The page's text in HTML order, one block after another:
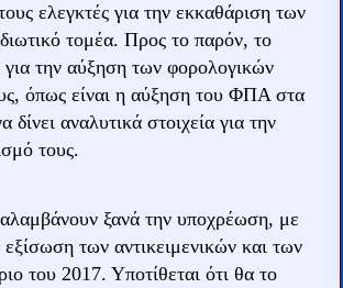
ελεγκτές για την εκκαθάριση των
τομέα. Προς το παρόν, το
για την αύξηση των φορολογικών
όπως είναι η αύξηση του ΦΠΑ στα
αναλυτικά στοιχεία για την
τους.
ξανά την υποχρέωση, με
των αντικειμενικών και των
του 2017. Υποτίθεται ότι θα το